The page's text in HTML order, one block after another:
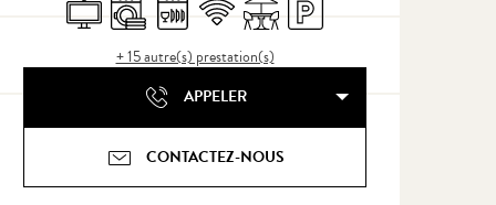
+ 15 autre(s) prestation(s)
APPELER
CONTACTEZ-NOUS